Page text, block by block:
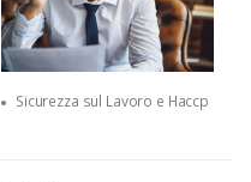
Sicurezza sul Lavoro e Haccp